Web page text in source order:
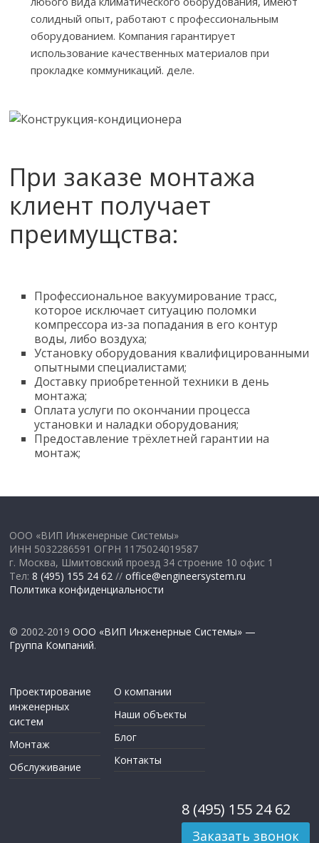
солидный опыт, работают с профессиональным
оборудованием. Компания гарантирует
использование качественных материалов при
прокладке коммуникаций. деле.
При заказе монтажа
клиент получает
преимущства:
Профессиональное вакуумирование трасс,
которое исключает ситуацию поломки
компрессора из-за попадания в его контур
воды, либо воздуха;
Установку оборудования квалифицированными
опытными специалистами;
Доставку приобретенной техники в день
монтажа;
Оплата услуги по окончании процесса
установки и наладки оборудования;
Предоставление трёхлетней гарантии на
монтаж;
ООО «ВИП Инженерные Системы»
ИНН 5032286591 ОГРН 1175024019587
г. Москва, Шмитовский проезд 34 строение 10 офис 1
Тел:8 (495) 155 24 62 //office@engineersystem.ru
Политика конфиденциальности
© 2002-2019ООО «ВИП Инженерные Системы» —
Группа Компаний.
Проектирование
инженерных
систем
Монтаж
Обслуживание
О компании
Наши объекты
Блог
Контакты
8 (495) 155 24 62
Заказать звонок